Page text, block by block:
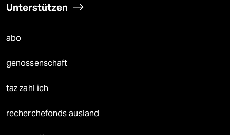
Unterstützen
abo
genossenschaft
taz zahl ich
recherchefonds ausland